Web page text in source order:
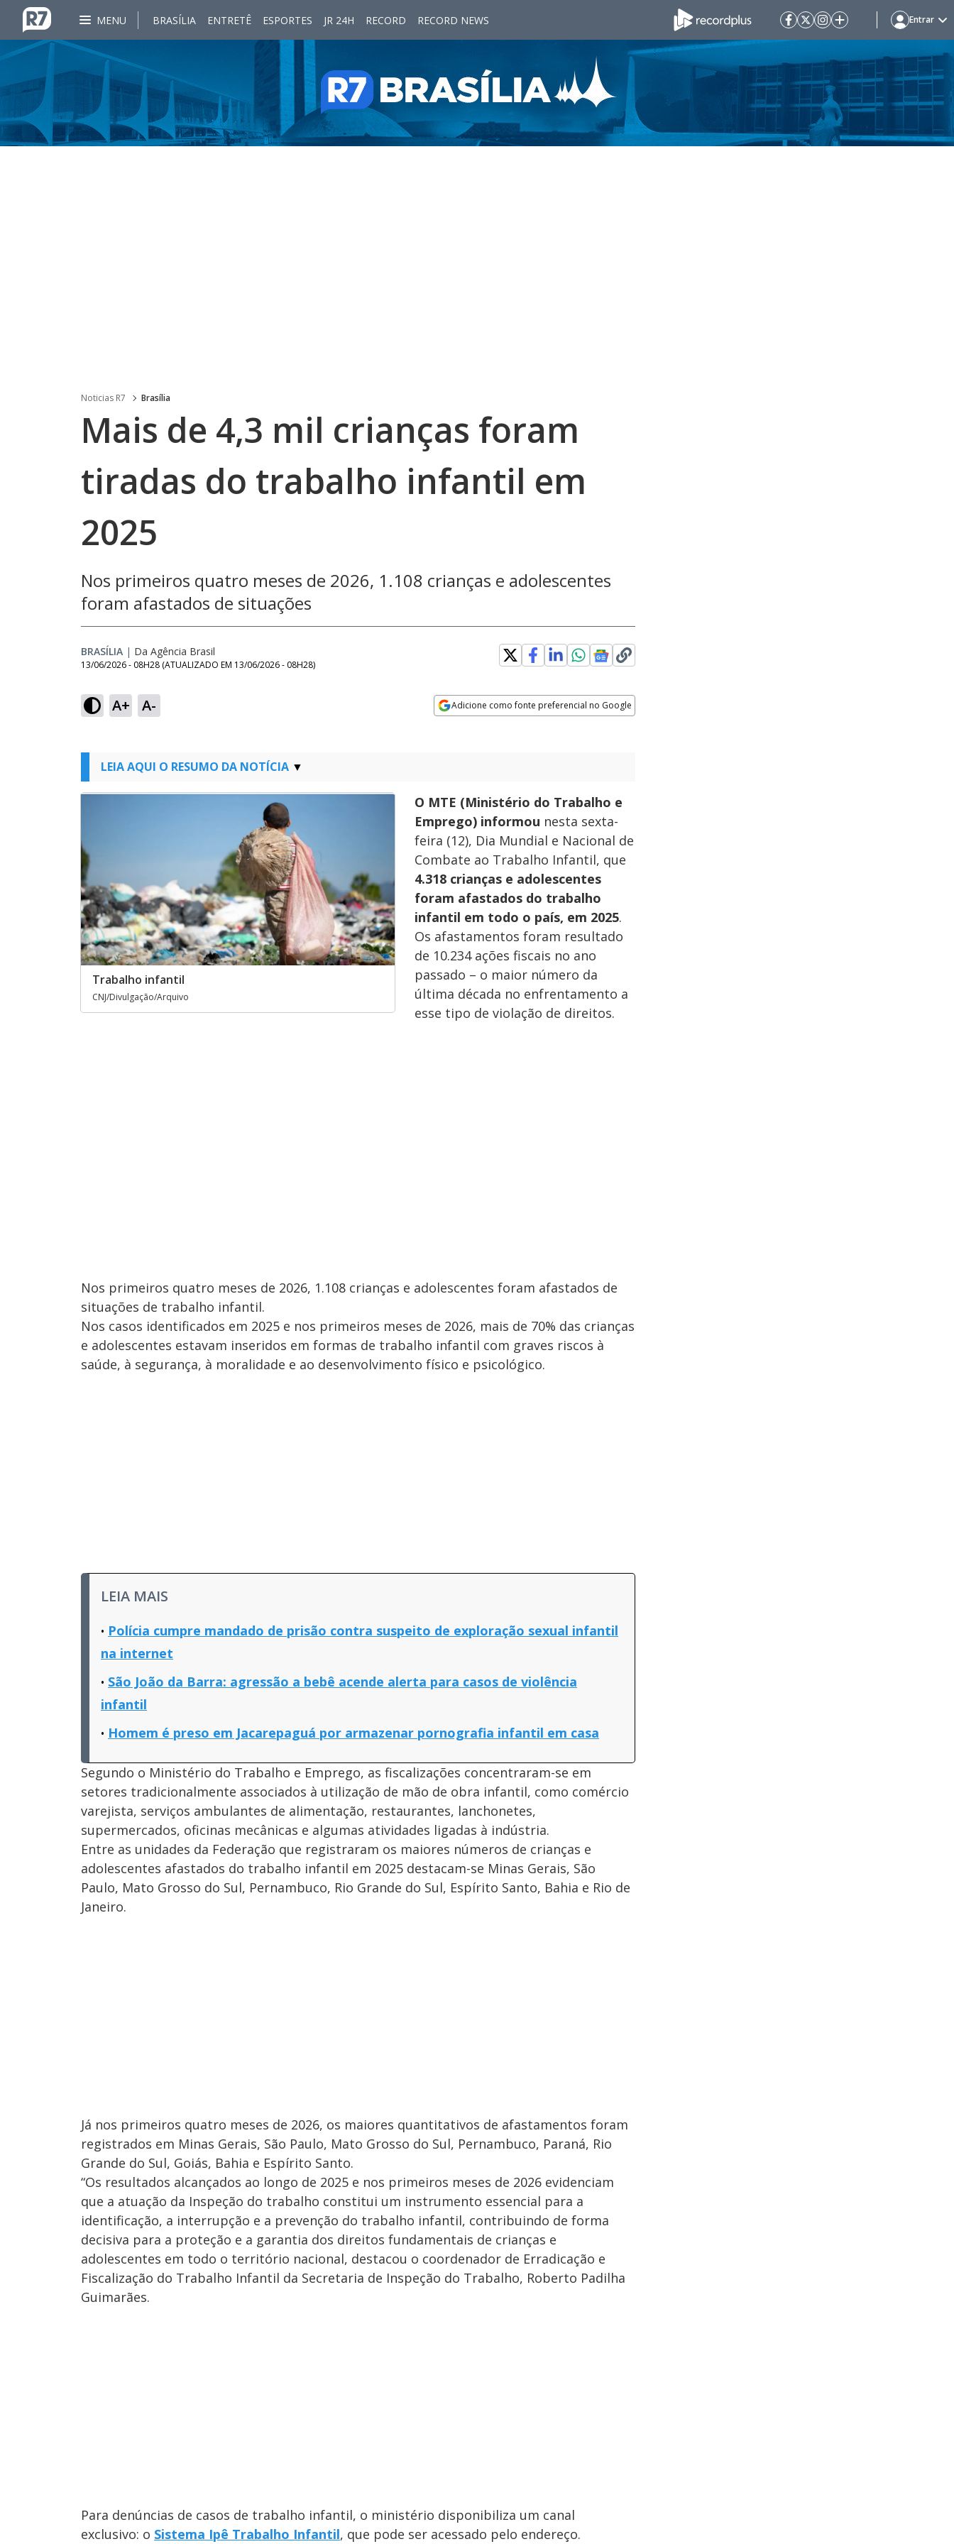
MENU BRASÍLIA ENTRETÊ ESPORTES JR 24H RECORD RECORD NEWS Entrar
Noticias R7 Brasília
Mais de 4,3 mil crianças foram
tiradas do trabalho infantil em
2025
Nos primeiros quatro meses de 2026, 1.108 crianças e adolescentes
foram afastados de situações
BRASÍLIA | Da Agência Brasil
13/06/2026 - 08H28 (ATUALIZADO EM 13/06/2026 - 08H28)
A+ A- Adicione como fonte preferencial no Google
LEIA AQUI O RESUMO DA NOTÍCIA
Trabalho infantil
CNJ/Divulgação/Arquivo
O MTE (Ministério do Trabalho e
Emprego) informou nesta sexta-
feira (12), Dia Mundial e Nacional de
Combate ao Trabalho Infantil, que
4.318 crianças e adolescentes
foram afastados do trabalho
infantil em todo o país, em 2025.
Os afastamentos foram resultado
de 10.234 ações fiscais no ano
passado – o maior número da
última década no enfrentamento a
esse tipo de violação de direitos.
Nos primeiros quatro meses de 2026, 1.108 crianças e adolescentes foram afastados de
situações de trabalho infantil.
Nos casos identificados em 2025 e nos primeiros meses de 2026, mais de 70% das crianças
e adolescentes estavam inseridos em formas de trabalho infantil com graves riscos à
saúde, à segurança, à moralidade e ao desenvolvimento físico e psicológico.
LEIA MAIS
Polícia cumpre mandado de prisão contra suspeito de exploração sexual infantil
na internet
São João da Barra: agressão a bebê acende alerta para casos de violência
infantil
Homem é preso em Jacarepaguá por armazenar pornografia infantil em casa
Segundo o Ministério do Trabalho e Emprego, as fiscalizações concentraram-se em
setores tradicionalmente associados à utilização de mão de obra infantil, como comércio
varejista, serviços ambulantes de alimentação, restaurantes, lanchonetes,
supermercados, oficinas mecânicas e algumas atividades ligadas à indústria.
Entre as unidades da Federação que registraram os maiores números de crianças e
adolescentes afastados do trabalho infantil em 2025 destacam-se Minas Gerais, São
Paulo, Mato Grosso do Sul, Pernambuco, Rio Grande do Sul, Espírito Santo, Bahia e Rio de
Janeiro.
Já nos primeiros quatro meses de 2026, os maiores quantitativos de afastamentos foram
registrados em Minas Gerais, São Paulo, Mato Grosso do Sul, Pernambuco, Paraná, Rio
Grande do Sul, Goiás, Bahia e Espírito Santo.
“Os resultados alcançados ao longo de 2025 e nos primeiros meses de 2026 evidenciam
que a atuação da Inspeção do trabalho constitui um instrumento essencial para a
identificação, a interrupção e a prevenção do trabalho infantil, contribuindo de forma
decisiva para a proteção e a garantia dos direitos fundamentais de crianças e
adolescentes em todo o território nacional, destacou o coordenador de Erradicação e
Fiscalização do Trabalho Infantil da Secretaria de Inspeção do Trabalho, Roberto Padilha
Guimarães.
Para denúncias de casos de trabalho infantil, o ministério disponibiliza um canal
exclusivo: o Sistema Ipê Trabalho Infantil, que pode ser acessado pelo endereço.